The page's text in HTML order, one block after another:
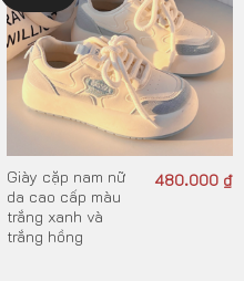
Giày cặp nam nữ
da cao cấp màu
trắng xanh và
trắng hồng
480.000 ₫